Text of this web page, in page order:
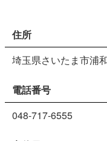
住所
埼玉県さいたま市浦
電話番号
048-717-6555